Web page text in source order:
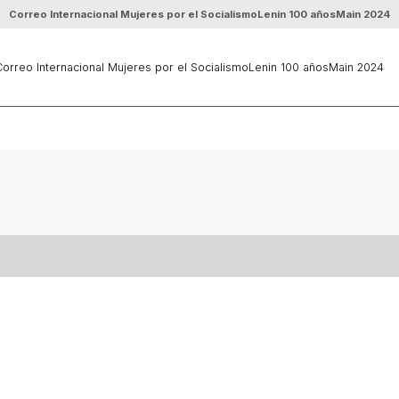
Correo Internacional Mujeres por el SocialismoLenin 100 añosMain 2024
Internacional Mujeres por el SocialismoLenin 100 añosMain 2024